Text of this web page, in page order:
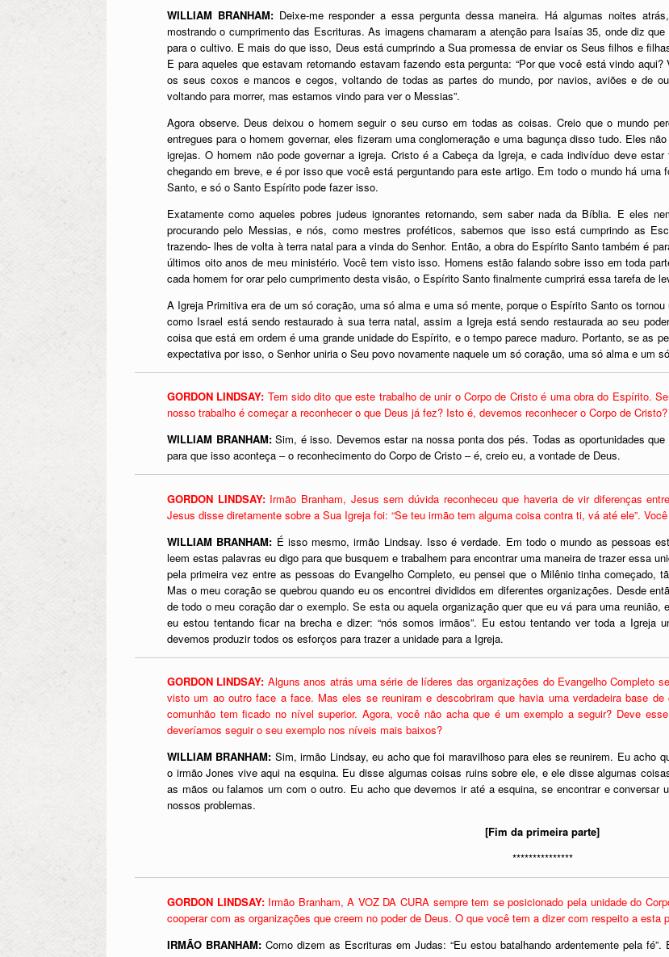
WILLIAM BRANHAM: Deixe-me responder a essa pergunta dessa maneira. Há algumas noites
mostrando o cumprimento das Escrituras. As imagens chamaram a atenção para Isaías 35, onde diz
para o cultivo. E mais do que isso, Deus está cumprindo a Sua promessa de enviar os Seus filhos e
E para aqueles que estavam retornando estavam fazendo esta pergunta: “Por que você está vindo
os seus coxos e mancos e cegos, voltando de todas as partes do mundo, por navios, aviões e de
voltando para morrer, mas estamos vindo para ver o Messias”.
Agora observe. Deus deixou o homem seguir o seu curso em todas as coisas. Creio que o mundo
entregues para o homem governar, eles fizeram uma conglomeração e uma bagunça disso tudo. Eles
igrejas. O homem não pode governar a igreja. Cristo é a Cabeça da Igreja, e cada indivíduo deve
chegando em breve, e é por isso que você está perguntando para este artigo. Em todo o mundo há
Santo, e só o Santo Espírito pode fazer isso.
Exatamente como aqueles pobres judeus ignorantes retornando, sem saber nada da Bíblia. E eles
procurando pelo Messias, e nós, como mestres proféticos, sabemos que isso está cumprindo as
trazendo- lhes de volta à terra natal para a vinda do Senhor. Então, a obra do Espírito Santo também é
últimos oito anos de meu ministério. Você tem visto isso. Homens estão falando sobre isso em toda
cada homem for orar pelo cumprimento desta visão, o Espírito Santo finalmente cumprirá essa tarefa de
A Igreja Primitiva era de um só coração, uma só alma e uma só mente, porque o Espírito Santo os
como Israel está sendo restaurado à sua terra natal, assim a Igreja está sendo restaurada ao seu
coisa que está em ordem é uma grande unidade do Espírito, e o tempo parece maduro. Portanto, se as
expectativa por isso, o Senhor uniria o Seu povo novamente naquele um só coração, uma só alma e um
GORDON LINDSAY: Tem sido dito que este trabalho de unir o Corpo de Cristo é uma obra do Espírito.
nosso trabalho é começar a reconhecer o que Deus já fez? Isto é, devemos reconhecer o Corpo de Cristo?
WILLIAM BRANHAM:Sim, é isso. Devemos estar na nossa ponta dos pés. Todas as oportunidades
para que isso aconteça – o reconhecimento do Corpo de Cristo – é, creio eu, a vontade de Deus.
GORDON LINDSAY: Irmão Branham, Jesus sem dúvida reconheceu que haveria de vir diferenças
Jesus disse diretamente sobre a Sua Igreja foi: “Se teu irmão tem alguma coisa contra ti, vá até ele”.
WILLIAM BRANHAM: É isso mesmo, irmão Lindsay. Isso é verdade. Em todo o mundo as pessoas
leem estas palavras eu digo para que busquem e trabalhem para encontrar uma maneira de trazer essa
pela primeira vez entre as pessoas do Evangelho Completo, eu pensei que o Milênio tinha começado,
Mas o meu coração se quebrou quando eu os encontrei divididos em diferentes organizações. Desde
de todo o meu coração dar o exemplo. Se esta ou aquela organização quer que eu vá para uma
eu estou tentando ficar na brecha e dizer: “nós somos irmãos”. Eu estou tentando ver toda a Igreja
devemos produzir todos os esforços para trazer a unidade para a Igreja.
GORDON LINDSAY: Alguns anos atrás uma série de líderes das organizações do Evangelho Completo
visto um ao outro face a face. Mas eles se reuniram e descobriram que havia uma verdadeira base
comunhão tem ficado no nível superior. Agora, você não acha que é um exemplo a seguir? Deve
deveríamos seguir o seu exemplo nos níveis mais baixos?
WILLIAM BRANHAM: Sim, irmão Lindsay, eu acho que foi maravilhoso para eles se reunirem. Eu acho
o irmão Jones vive aqui na esquina. Eu disse algumas coisas ruins sobre ele, e ele disse algumas
as mãos ou falamos um com o outro. Eu acho que devemos ir até a esquina, se encontrar e conversar
nossos problemas.
[Fim da primeira parte]
***************
GORDON LINDSAY: Irmão Branham, A VOZ DA CURA sempre tem se posicionado pela unidade do
cooperar com as organizações que creem no poder de Deus. O que você tem a dizer com respeito a
IRMÃO BRANHAM: Como dizem as Escrituras em Judas: “Eu estou batalhando ardentemente pela